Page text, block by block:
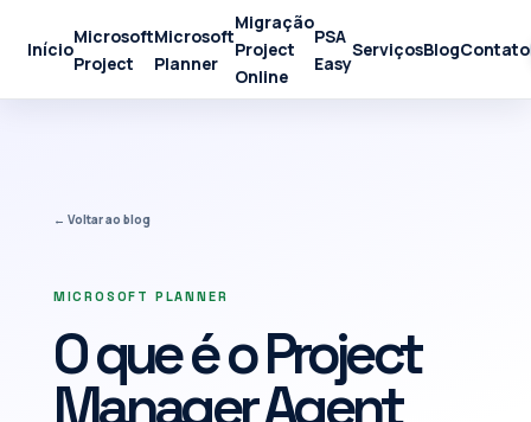
Início
Microsoft
Project
Microsoft
Planner
Migração
Project
Online
PSA
Easy
ServiçosBlogContato
← Voltar ao blog
MICROSOFT PLANNER
O que é o Project
Manager Agent